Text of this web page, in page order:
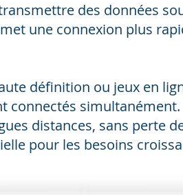
des données
une connexion plus
définition ou jeux en
connectés simultanément.
distances, sans perte
pour les besoins